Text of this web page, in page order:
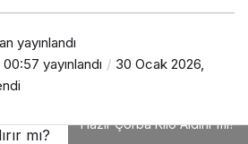
yayınlandı
00:57 yayınlandı
30 Ocak 2026,
Hazır Çorba Kilo Aldırır mı?